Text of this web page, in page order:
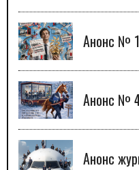
Анонс №
Анонс №
Анонс